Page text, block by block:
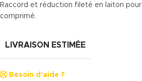
Raccord et réduction fileté en laiton pour
comprimé.
LIVRAISON ESTIMÉE
Besoin d'aide ?